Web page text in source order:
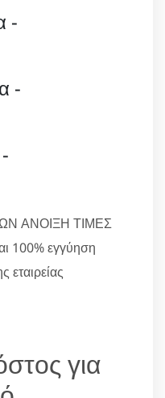
-
-
ΑΝΟΙΞΗ ΤΙΜΕΣ
100% εγγύηση
εταιρείας
για